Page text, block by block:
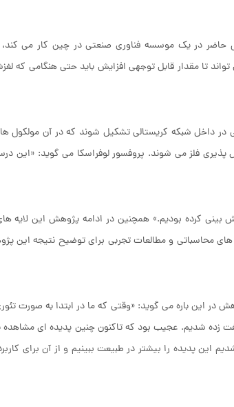
حاضر در یک موسسه فناوری صنعتی در چین کار می
تا مقدار قابل توجهی افزایش باید حتی هنگامی که
داخل شبکه کریستالی تشکیل شوند که در آن مولکول
فلز می شوند. پروفسور لوفراسکا می گوید: «این
بینی کرده بودیم.» همچنین در ادامه پژوهش این لایه
محاسباتی و مطالعات تجربی برای توضیح نتیجه این
این باره می گوید: «وقتی که ما در ابتدا به صورت
زده شدیم. عجیب بود که تاکنون چنین پدیده ای مشاهده
این پدیده را بیشتر در طبیعت ببینیم و از آن برای